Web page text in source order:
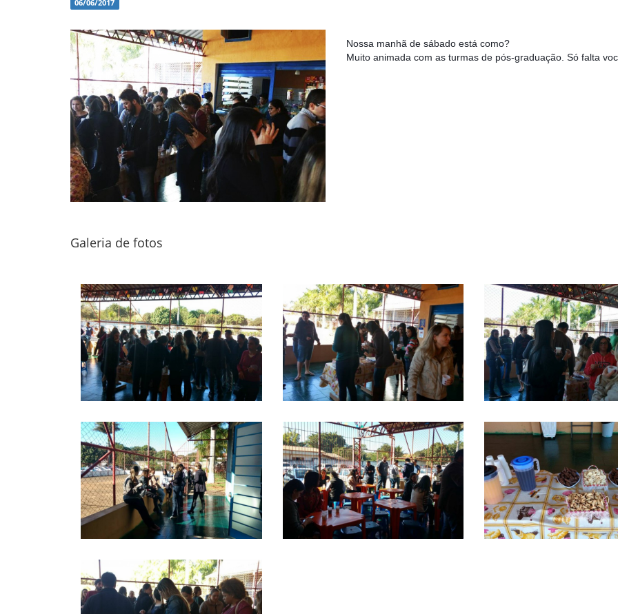
06/06/2017
Nossa manhã de sábado está como?
Muito animada com as turmas de pós-graduação. Só falta
Galeria de fotos